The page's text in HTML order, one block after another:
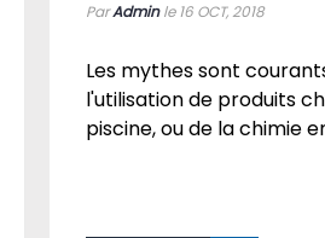
ParAdminle 16 OCT, 2018
Les mythes sont
l'utilisation de produits
piscine, ou de la chimie